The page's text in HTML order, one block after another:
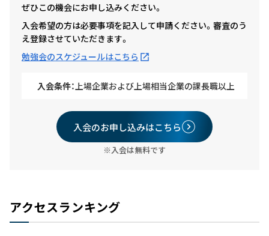
ぜひこの機会にお申し込みください。
入会希望の方は必要事項を記入して申請ください。審査のう
え登録させていただきます。
勉強会のスケジュールはこちら
入会条件：上場企業および上場相当企業の課長職以上
入会のお申し込みはこちら
※入会は無料です
アクセスランキング